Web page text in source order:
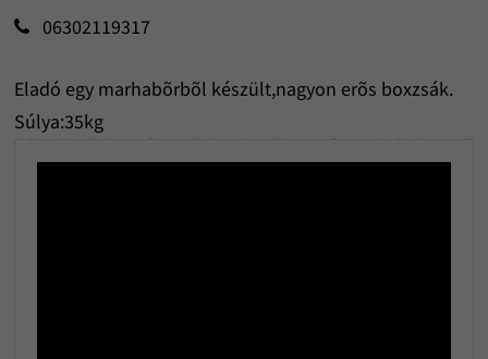
06302119317
Eladó egy marhabõrbõl készült,nagyon erõs boxzsák.
Súlya:35kg